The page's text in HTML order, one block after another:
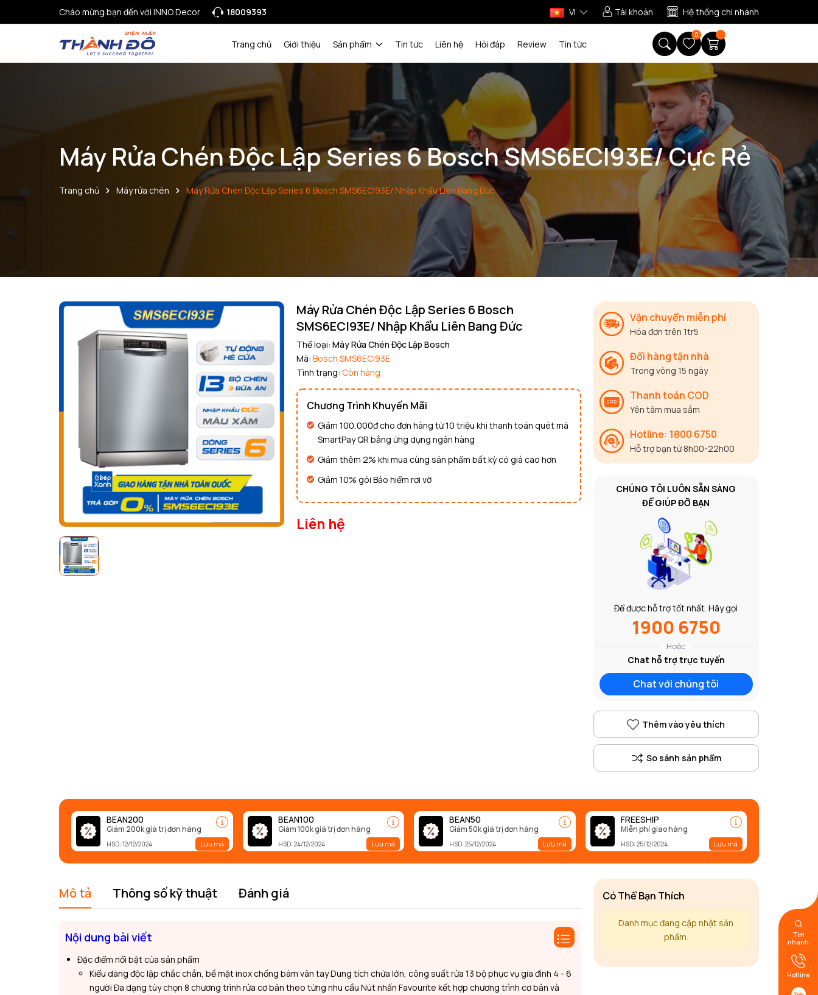
Chào mừng bạn đến với INNO Decor 18009393 VI Tài khoản Hệ thống chi nhánh
Trang chủ Giới thiệu Sản phẩm Tin tức Liên hệ Hỏi đáp Review Tin tức
0
Máy Rửa Chén Độc Lập Series 6 Bosch SMS6ECI93E/ Cực Rẻ
Trang chủ Máy rửa chén Máy Rửa Chén Độc Lập Series 6 Bosch SMS6ECI93E/ Nhập Khẩu Liên Bang Đức
Máy Rửa Chén Độc Lập Series 6 Bosch
SMS6ECI93E/ Nhập Khẩu Liên Bang Đức
Thể loại: Máy Rửa Chén Độc Lập Bosch
Mã: Bosch SMS6ECI93E
Tình trạng: Còn hàng
Chương Trình Khuyến Mãi
Giảm 100,000đ cho đơn hàng từ 10 triệu khi thanh toán quét mã
SmartPay QR bằng ứng dụng ngân hàng
Giảm thêm 2% khi mua cùng sản phẩm bất kỳ có giá cao hơn
Giảm 10% gói Bảo hiểm rơi vỡ
Liên hệ
Vận chuyển miễn phí
Hóa đơn trên 1tr5
Đổi hàng tận nhà
Trong vòng 15 ngày
Thanh toán COD
Yên tâm mua sắm
Hotline: 1800 6750
Hỗ trợ bạn từ 8h00-22h00
CHÚNG TÔI LUÔN SẴN SÀNG
ĐỂ GIÚP ĐỠ BẠN
Để được hỗ trợ tốt nhất. Hãy gọi
1900 6750
Hoặc
Chat hỗ trợ trực tuyến
Chat với chúng tôi
Thêm vào yêu thích
BEAN200
Giảm 200k giá trị đơn hàng
HSD: 12/12/2024 Lưu mã
BEAN100
Giảm 100k giá trị đơn hàng
HSD: 24/12/2024 Lưu mã
BEAN50
Giảm 50k giá trị đơn hàng
HSD: 25/12/2024 Lưu mã
FREESHIP
Miễn phí giao hàng
HSD: 25/12/2024 Lưu mã
Mã giảm giá:
Ngày hết hạn:
Điều kiện:
Copy mã và nhập mã ở trangTHANH TOÁN bạn nhé!
Có Thể Bạn Thích
Danh mục đang cập nhật sản
phẩm.
Mô tả Thông số kỹ thuật Đánh giá
Nội dung bài viết
Đặc điểm nổi bật của sản phẩm
Kiểu dáng độc lập chắc chắn, bề mặt inox chống bám vân tay Dung tích chứa lớn, công suất rửa 13 bộ phục vụ gia đình 4 - 6
người Đa dạng tùy chọn 8 chương trình rửa cơ bản theo từng nhu cầu Nút nhấn Favourite kết hợp chương trình cơ bản và
Tìm
nhanh
Hotline